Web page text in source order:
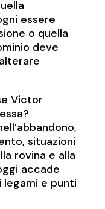
essere
o quella
deve
Victor
situazioni
rovina e alla
accade
legami e punti